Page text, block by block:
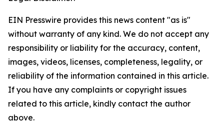
EIN Presswire provides this news content "as is"
without warranty of any kind. We do not accept any
responsibility or liability for the accuracy, content,
images, videos, licenses, completeness, legality, or
reliability of the information contained in this article.
If you have any complaints or copyright issues
related to this article, kindly contact the author
above.